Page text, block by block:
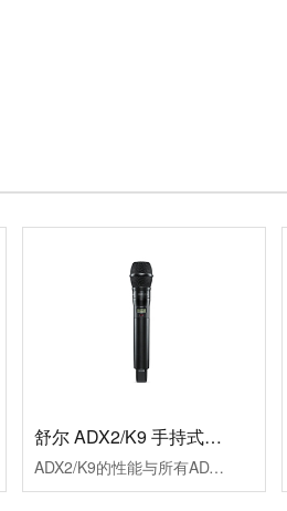
舒尔 ADX2/K9 手持式无线话筒
ADX2/K9的性能与所有ADX系列发射机一样卓越，为完美表演保驾护航。产品采用流线型设计，调谐范围宽达184MHz，可以有效抵抗干扰，同时具备高级充电功能，ShowLink远程控制更可实现控制室直接实时参数调整。